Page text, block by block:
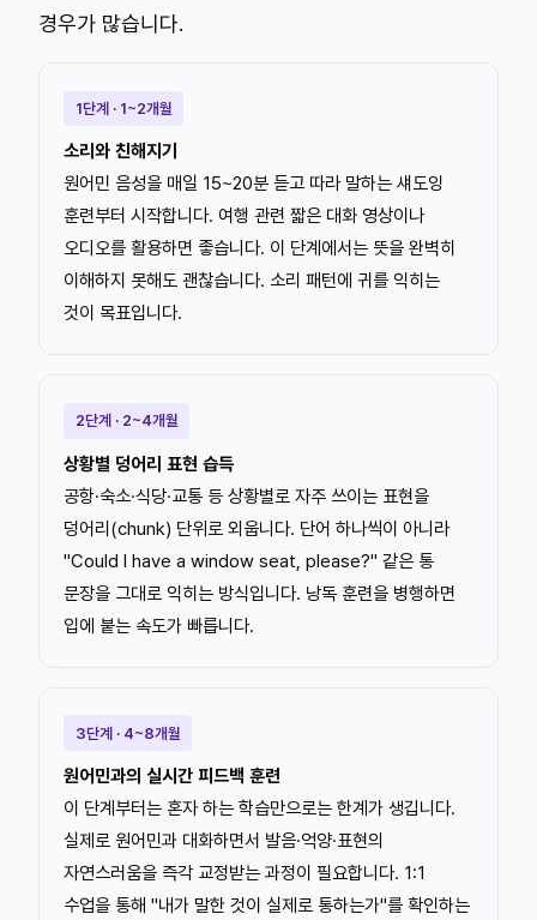
경우가 많습니다.
1단계 · 1~2개월
소리와 친해지기
원어민 음성을 매일 15~20분 듣고 따라 말하는 섀도잉
훈련부터 시작합니다. 여행 관련 짧은 대화 영상이나
오디오를 활용하면 좋습니다. 이 단계에서는 뜻을 완벽히
이해하지 못해도 괜찮습니다. 소리 패턴에 귀를 익히는
것이 목표입니다.
2단계 · 2~4개월
상황별 덩어리 표현 습득
공항·숙소·식당·교통 등 상황별로 자주 쓰이는 표현을
덩어리(chunk) 단위로 외웁니다. 단어 하나씩이 아니라
"Could I have a window seat, please?" 같은 통
문장을 그대로 익히는 방식입니다. 낭독 훈련을 병행하면
입에 붙는 속도가 빠릅니다.
3단계 · 4~8개월
원어민과의 실시간 피드백 훈련
이 단계부터는 혼자 하는 학습만으로는 한계가 생깁니다.
실제로 원어민과 대화하면서 발음·억양·표현의
자연스러움을 즉각 교정받는 과정이 필요합니다. 1:1
수업을 통해 "내가 말한 것이 실제로 통하는가"를 확인하는